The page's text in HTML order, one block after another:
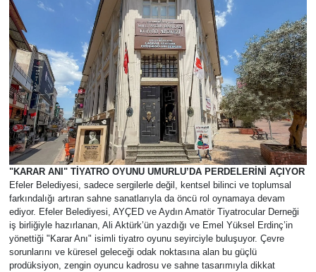
"KARAR ANI" TİYATRO OYUNU UMURLU’DA PERDELERİNİ AÇIYOR
Efeler Belediyesi, sadece sergilerle değil, kentsel bilinci ve toplumsal
farkındalığı artıran sahne sanatlarıyla da öncü rol oynamaya devam
ediyor. Efeler Belediyesi, AYÇED ve Aydın Amatör Tiyatrocular Derneği
iş birliğiyle hazırlanan, Ali Aktürk’ün yazdığı ve Emel Yüksel Erdinç’in
yönettiği "Karar Anı" isimli tiyatro oyunu seyirciyle buluşuyor. Çevre
sorunlarını ve küresel geleceği odak noktasına alan bu güçlü
prodüksiyon, zengin oyuncu kadrosu ve sahne tasarımıyla dikkat